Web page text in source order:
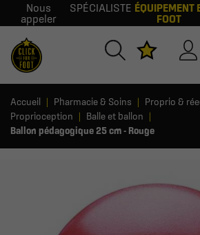
Nous
appeler
SPÉCIALISTE ÉQUIPEMENT
FOOT
Accueil Pharmacie & Soins
Proprio &
Proprioception
Balle et ballon
Ballon pédagogique 25 cm - Rouge